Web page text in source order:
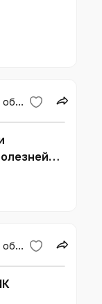
Некоммерческое акционерное общество «Западно-Казахстанский аграрно-технический университет имени Жангир хана»
Некоммерческое акционерное общество «Западно-Казахстанский аграрно-технический университет имени Жангир хана»